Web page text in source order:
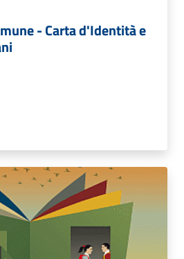
- Carta d'Identità e